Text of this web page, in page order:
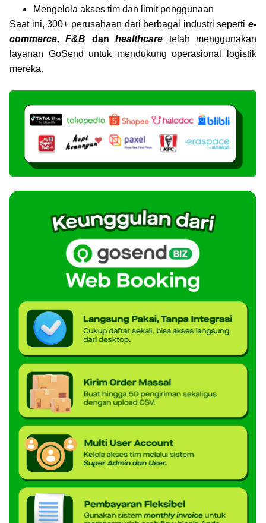
Mengelola akses tim dan limit penggunaan
Saat ini, 300+ perusahaan dari berbagai industri seperti e-
commerce, F&B danhealthcare
telah menggunakan
layanan GoSend untuk mendukung operasional logistik
mereka.